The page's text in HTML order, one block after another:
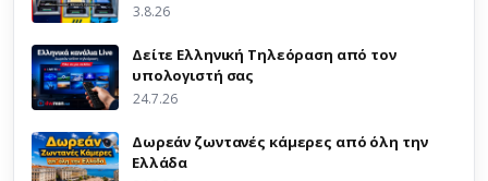
3.8.26
Δείτε Ελληνική Τηλεόραση από τον
υπολογιστή σας
24.7.26
Δωρεάν ζωντανές κάμερες από όλη την
Ελλάδα